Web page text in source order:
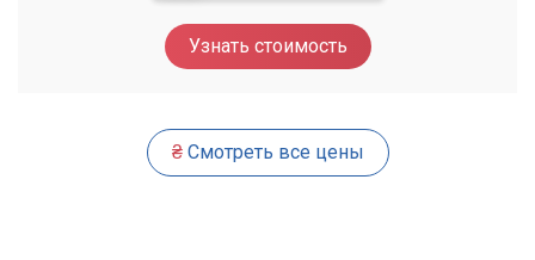
Узнать стоимость
₴Смотреть все цены